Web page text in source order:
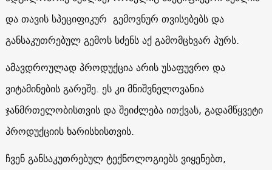
და თავის სპეციფიკურ გემოვნურ თვისებებს და
განსაკუთრებულ გემოს სძენს აქ გამომცხვარ პურს.
ამავდროულად პროდუქცია არის უსაფუვრო და
ვიტამინების გარეშე. ეს კი მნიშვნელოვანია
ჯანმრთელობისთვის და შეიძლება ითქვას, გადამწყვეტი
პროდუქციის ხარისხისთვის.
ჩვენ განსაკუთრებულ ტექნოლოგიებს ვიყენებთ,